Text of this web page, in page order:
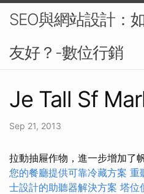
SEO與網站設計：
友好？-數位行銷
Je Tall Sf
Sep 21, 2013
拉動抽屜作物，進一步增加了
您的餐廳提供可靠冷藏方案 重
士設計的助聽器解決方案 塔位